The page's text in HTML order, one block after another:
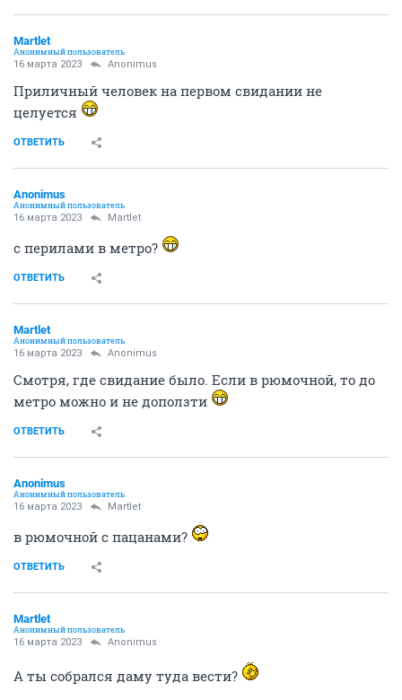
Мartlet
Анонимный пользователь
16 марта 2023 Anоnimus
Приличный человек на первом свидании не
целуется
ОТВЕТИТЬ
Anоnimus
Анонимный пользователь
16 марта 2023 Мartlet
с перилами в метро?
ОТВЕТИТЬ
Мartlet
Анонимный пользователь
16 марта 2023 Anоnimus
Смотря, где свидание было. Если в рюмочной, то до
метро можно и не доползти
ОТВЕТИТЬ
Anоnimus
Анонимный пользователь
16 марта 2023 Мartlet
в рюмочной с пацанами?
ОТВЕТИТЬ
Мartlet
Анонимный пользователь
16 марта 2023 Anоnimus
А ты собрался даму туда вести?